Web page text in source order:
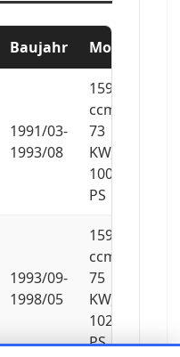
Baujahr Motor
1991/03-
1993/08
1596
ccm,
73
KW,
100
PS
1993/09-
1998/05
1596
ccm,
75
KW,
102
PS